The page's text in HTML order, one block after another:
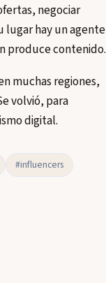
negociar
lugar hay un agente
produce contenido.
muchas regiones,
volvió, para
digital.
#influencers